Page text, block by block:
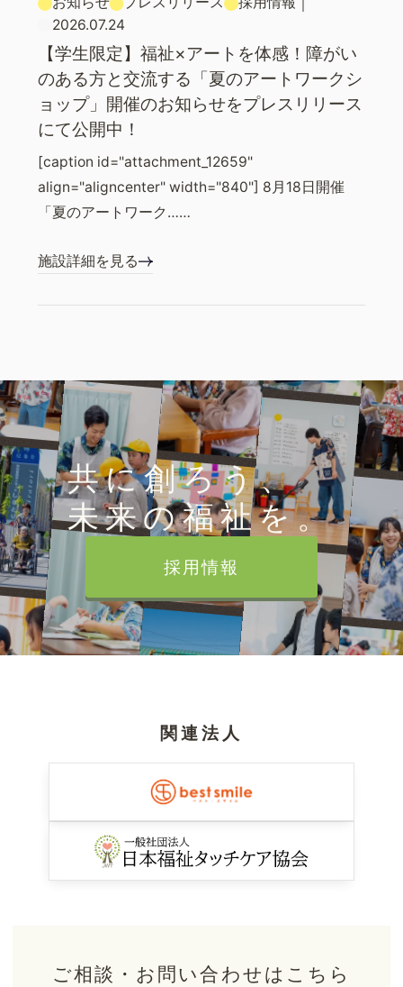
2026.07.24
【学生限定】福祉×アートを体感！障がい
のある方と交流する「夏のアートワークシ
ョップ」開催のお知らせをプレスリリース
にて公開中！
[caption id="attachment_12659"
align="aligncenter" width="840"] 8月18日開催
「夏のアートワーク……
施設詳細を見る
共に創ろう、
未来の福祉を。
採用情報
関連法人
ご相談・お問い合わせはこちら